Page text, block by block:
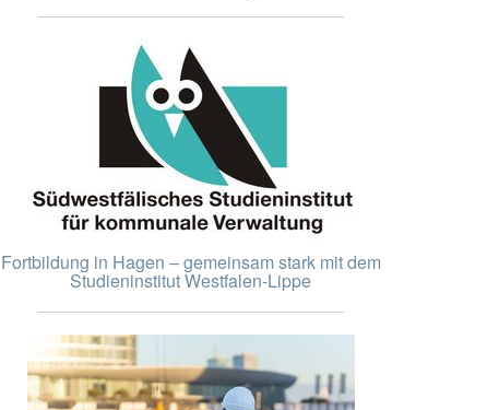
Fortbildung in Hagen – gemeinsam stark mit dem
Studieninstitut Westfalen-Lippe